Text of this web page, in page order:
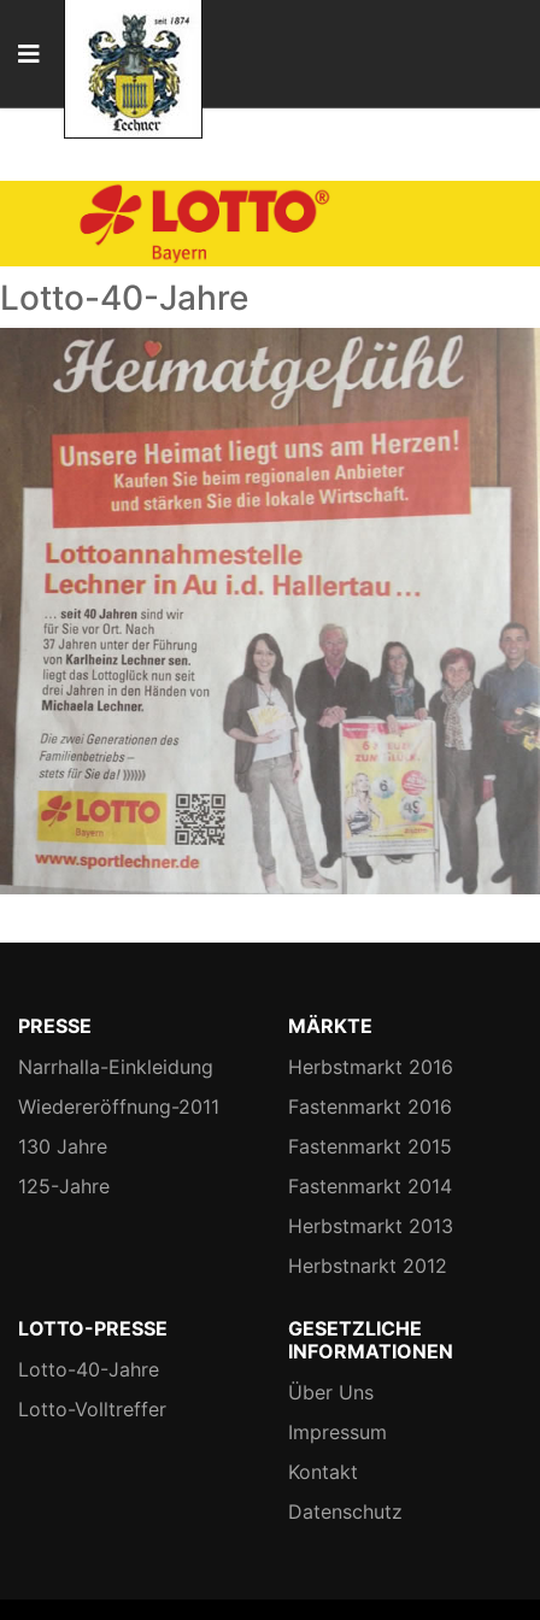
Lotto-40-Jahre
PRESSE
Narrhalla-Einkleidung
Wiedereröffnung-2011
130 Jahre
125-Jahre
MÄRKTE
Herbstmarkt 2016
Fastenmarkt 2016
Fastenmarkt 2015
Fastenmarkt 2014
Herbstmarkt 2013
Herbstnarkt 2012
LOTTO-PRESSE
Lotto-40-Jahre
Lotto-Volltreffer
GESETZLICHE
INFORMATIONEN
Über Uns
Impressum
Kontakt
Datenschutz